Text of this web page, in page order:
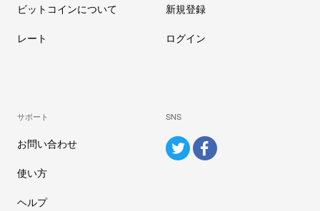
ビットコインについて
レート
新規登録
ログイン
サポート
お問い合わせ
使い方
ヘルプ
SNS